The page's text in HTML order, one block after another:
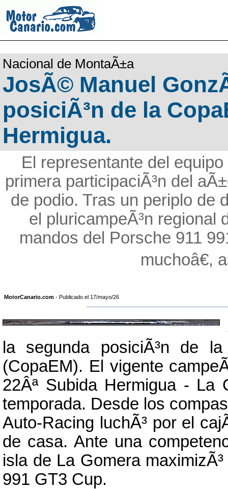
Nacional de MontaÃ±a
JosÃ© Manuel
posiciÃ³n de la
Hermigua.
El representante del
primera participaciÃ³n del
de podio. Tras un periplo de
el pluricampeÃ³n regional
mandos del Porsche 911
muchoâ€,
MotorCanario.com - Publicado el 17/mayo/26
la segunda posiciÃ³n de
(CopaEM). El vigente
22Âª Subida Hermigua - La
temporada. Desde los
Auto-Racing luchÃ³ por el
de casa. Ante una
isla de La Gomera
991 GT3 Cup.